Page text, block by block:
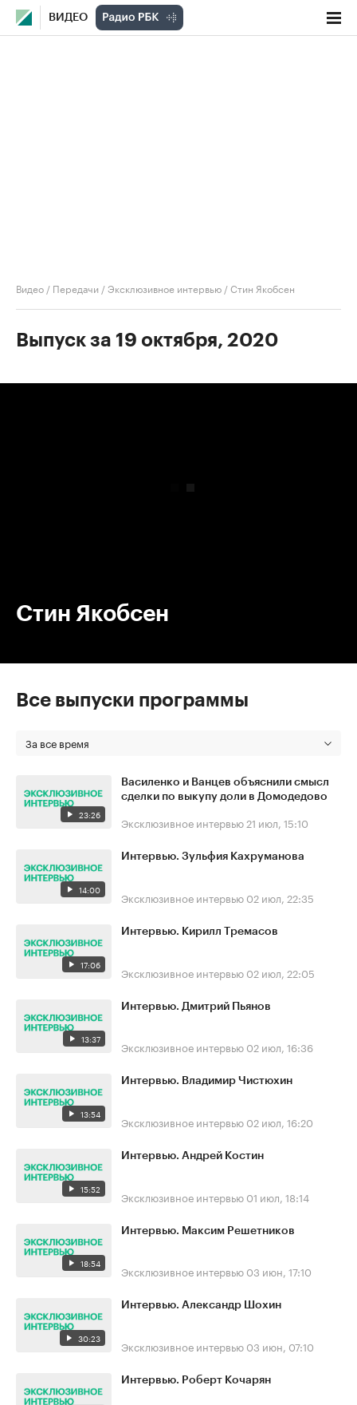
ВИДЕО
Видео / Передачи /Эксклюзивное интервью /Стин Якобсен
Выпуск за 19 октября, 2020
Стин Якобсен
Все выпуски программы
За все время
23:26
Василенко и Ванцев объяснили смысл
сделки по выкупу доли в Домодедово
Эксклюзивное интервью 21 июл, 15:10
14:00
Интервью. Зульфия Кахруманова
Эксклюзивное интервью 02 июл, 22:35
17:06
Интервью. Кирилл Тремасов
Эксклюзивное интервью 02 июл, 22:05
13:37
Интервью. Дмитрий Пьянов
Эксклюзивное интервью 02 июл, 16:36
13:54
Интервью. Владимир Чистюхин
Эксклюзивное интервью 02 июл, 16:20
15:52
Интервью. Андрей Костин
Эксклюзивное интервью 01 июл, 18:14
18:54
Интервью. Максим Решетников
Эксклюзивное интервью 03 июн, 17:10
30:23
Интервью. Александр Шохин
Эксклюзивное интервью 03 июн, 07:10
Интервью. Роберт Кочарян